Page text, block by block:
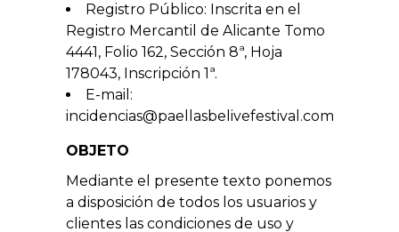
Registro Público: Inscrita en el
Registro Mercantil de Alicante Tomo
4441, Folio 162, Sección 8ª, Hoja
178043, Inscripción 1ª.
E-mail:
incidencias@paellasbelivefestival.com
OBJETO
Mediante el presente texto ponemos
a disposición de todos los usuarios y
clientes las condiciones de uso y